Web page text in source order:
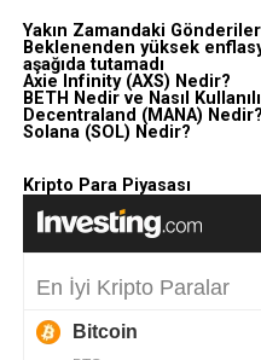
Yakın Zamandaki Gönderiler
Beklenenden yüksek
aşağıda tutamadı
Axie Infinity (AXS) Nedir?
BETH Nedir ve Nasıl
Decentraland (MANA) Nedir?
Solana (SOL) Nedir?
Kripto Para Piyasası